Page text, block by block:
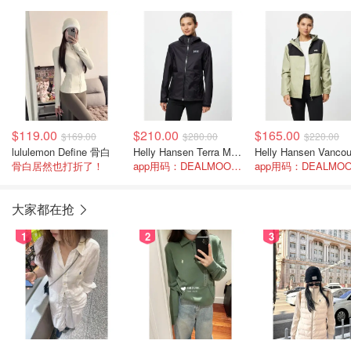
$119.00 $169.00
lululemon Define 骨白
骨白居然也打折了！
$210.00 $280.00
Helly Hansen Terra Micro冲锋衣
app用码：DEALMOONAPP25
$165.00 $220.00
大家都在抢
1 2 3